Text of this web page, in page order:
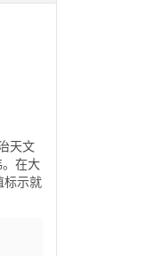
天文
在大
标示就